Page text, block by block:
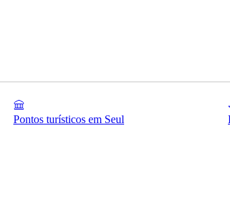
Pontos turísticos em Seul